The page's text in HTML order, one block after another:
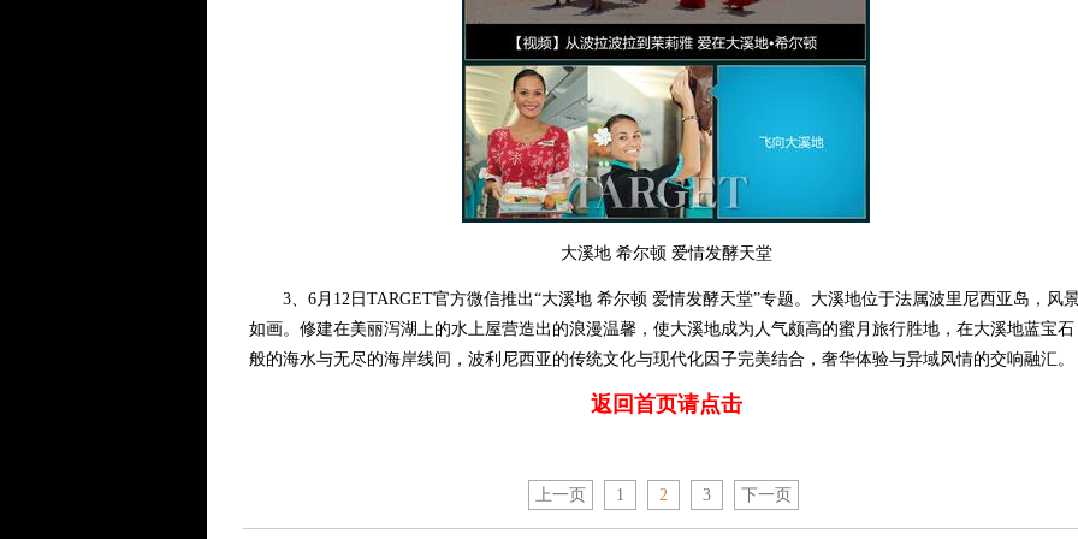
大溪地 希尔顿 爱情发酵天堂
3、6月12日TARGET官方微信推出“大溪地 希尔顿 爱情发酵天堂”专题。大溪地位于法属波里尼西亚岛，风
如画。修建在美丽泻湖上的水上屋营造出的浪漫温馨，使大溪地成为人气颇高的蜜月旅行胜地，在大溪地蓝宝石
般的海水与无尽的海岸线间，波利尼西亚的传统文化与现代化因子完美结合，奢华体验与异域风情的交响融汇。
返回首页请点击
上一页 1 2 3 下一页